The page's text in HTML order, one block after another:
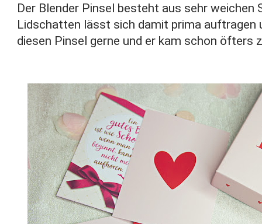
Der Blender Pinsel besteht aus sehr weichen
Lidschatten lässt sich damit prima auftragen
diesen Pinsel gerne und er kam schon öfters